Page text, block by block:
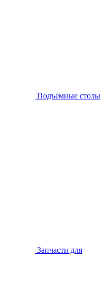
Подъемные столы
Запчасти для